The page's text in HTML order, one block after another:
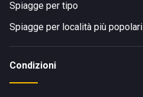
Spiagge per tipo
Spiagge per località più popolari
Condizioni